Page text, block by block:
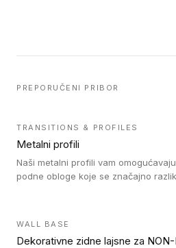
PREPORUČENI PRIBOR
TRANSITIONS & PROFILES
Metalni profili
Naši metalni profili vam
podne obloge koje se značajno
WALL BASE
Dekorativne zidne lajsne za